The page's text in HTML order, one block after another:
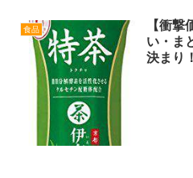
食品
【衝
い・ま
決まり！